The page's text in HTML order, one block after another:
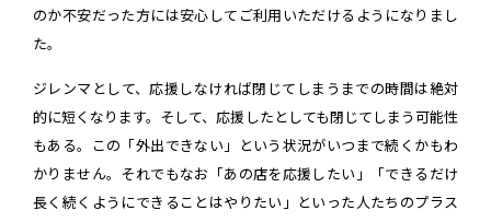
のか不安だった方には安心してご利用いただけるようになりまし
た。
ジレンマとして、応援しなければ閉じてしまうまでの時間は絶対
的に短くなります。そして、応援したとしても閉じてしまう可能性
もある。この「外出できない」という状況がいつまで続くかもわ
かりません。それでもなお「あの店を応援したい」「できるだけ
長く続くようにできることはやりたい」といった人たちのプラス